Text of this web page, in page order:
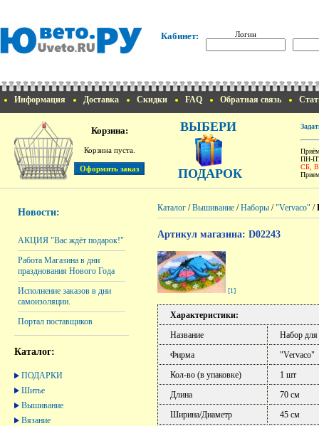
Кабинет: Логин
Информация Доставка Скидки FAQ Обратная связь
Корзина:
Корзина пуста.
ВЫБЕРИ
ПОДАРОК
ПН-
СБ,
Новости:
АКЦИЯ "Вас ждёт подарок!"
Работа Магазина в дни
празднования Нового Года
Исполнение заказов в дни
самоизоляции.
Портал поставщиков
Каталог:
ПОДАРКИ
Шитье
Вышивание
Вязание
Каталог /Вышивание /Наборы /"Vervaco" /
Артикул магазина: D02243
[1]
Характеристики:
Название
Набор
Фирма
"Vervaco"
Кол-во (в упаковке)
1 шт
Длина
70 см
Ширина/Диаметр
45 см